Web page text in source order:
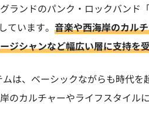
ランドのパンク・ロックバンド
ています。 音楽や西海岸のカル
ジシャンなど幅広い層に支持を
は、ベーシックながらも時代
のカルチャーやライフスタイル